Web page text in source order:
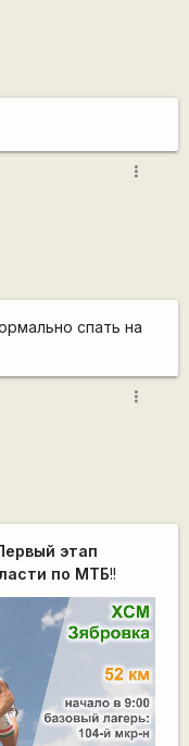
more_vert
спать на
more_vert
этап
по МТБ!!